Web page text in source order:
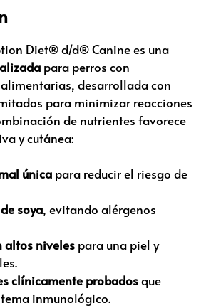
Diet® d/d® Canine es una
para perros con
desarrollada con
para minimizar reacciones
de nutrientes favorece
y cutánea:
única para reducir el riesgo de
soya, evitando alérgenos
altos niveles para una piel y
clínicamente probadosque
inmunológico.